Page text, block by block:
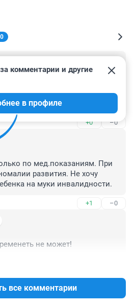
нет неправильно
с проблемой герпес во
внутриутробная ГВИ ведущая
развития это инвалид
Вот и решайте правильно или
сторона медали.
+0 –0
комментарии и другие
в профиле
по мед.показаниям. При
развития. Не хочу
на муки инвалидности.
+1 –0
не может!
все комментарии